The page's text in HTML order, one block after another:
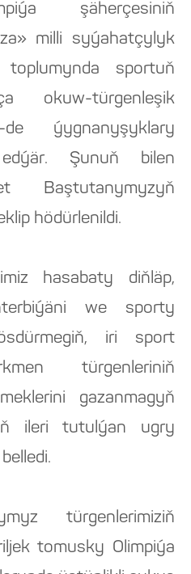
şäherçesiniň
milli syýahatçylyk
sportuň
okuw-türgenleşik
ýygnanyşyklary
Şunuň bilen
Baştutanymyzyň
hödürlenildi.
hasabaty diňläp,
we sporty
iri sport
türgenleriniň
gazanmagyň
ileri tutulýan ugry
türgenlerimiziň
tomusky Olimpiýa